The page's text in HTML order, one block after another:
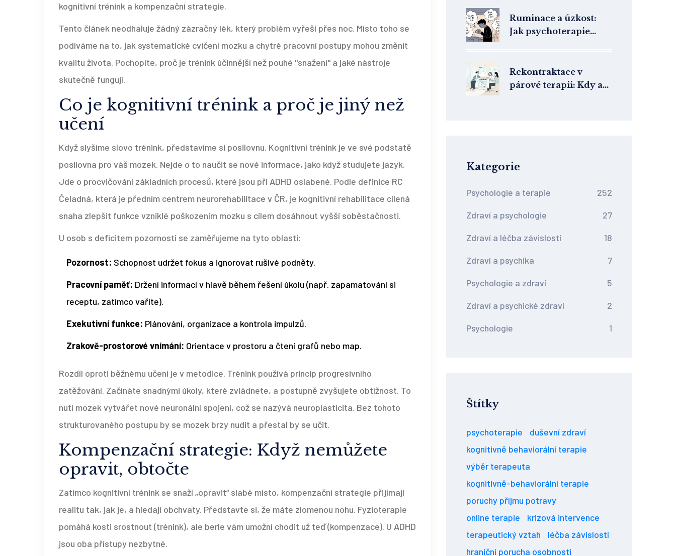
kognitivní trénink a kompenzační strategie.
Tento článek neodhaluje žádný zázračný lék, který problém vyřeší přes noc. Místo toho se
podíváme na to, jak systematické cvičení mozku a chytré pracovní postupy mohou změnit
kvalitu života. Pochopíte, proč je trénink účinnější než pouhé "snažení" a jaké nástroje
skutečně fungují.
Co je kognitivní trénink a proč je jiný než
učení
Když slyšíme slovo trénink, představíme si posilovnu. Kognitivní trénink je ve své podstatě
posilovna pro váš mozek. Nejde o to naučit se nové informace, jako když studujete jazyk.
Jde o procvičování základních procesů, které jsou při ADHD oslabené. Podle definice RC
Čeladná, která je předním centrem neurorehabilitace v ČR, je kognitivní rehabilitace cílená
snaha zlepšit funkce vzniklé poškozením mozku s cílem dosáhnout vyšší soběstačnosti.
U osob s deficitem pozornosti se zaměřujeme na tyto oblasti:
Pozornost: Schopnost udržet fokus a ignorovat rušivé podněty.
Pracovní paměť: Držení informací v hlavě během řešení úkolu (např. zapamatování si
receptu, zatímco vaříte).
Exekutivní funkce: Plánování, organizace a kontrola impulzů.
Zrakově-prostorové vnímání: Orientace v prostoru a čtení grafů nebo map.
Rozdíl oproti běžnému učení je v metodice. Trénink používá princip progresivního
zatěžování. Začínáte snadnými úkoly, které zvládnete, a postupně zvyšujete obtížnost. To
nutí mozek vytvářet nové neuronální spojení, což se nazývá neuroplasticita. Bez tohoto
strukturovaného postupu by se mozek brzy nudit a přestal by se učit.
Kompenzační strategie: Když nemůžete
opravit, obtočte
Zatímco kognitivní trénink se snaží „opravit“ slabé místo, kompenzační strategie přijímají
realitu tak, jak je, a hledají obchvaty. Představte si, že máte zlomenou nohu. Fyzioterapie
pomáhá kosti srostnout (trénink), ale berle vám umožní chodit už teď (kompenzace). U ADHD
jsou oba přístupy nezbytné.
u hraničních poruch
osobnosti
Ruminace a úzkost:
Jak psychoterapie
Rekontraktace v
párové terapii: Kdy a
Kategorie
Psychologie a terapie 252
Zdraví a psychologie 27
Zdraví a léčba závislostí 18
Zdraví a psychika 7
Psychologie a zdraví 5
Zdraví a psychické zdraví 2
Psychologie 1
Štítky
psychoterapie
duševní zdraví
kognitivně behaviorální terapie
výběr terapeuta
kognitivně-behaviorální terapie
poruchy příjmu potravy
online terapie
krizová intervence
terapeutický vztah
léčba závislostí
hraniční porucha osobnosti